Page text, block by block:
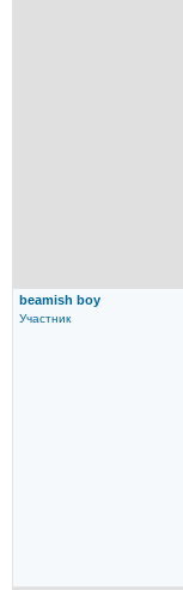
beamish boy
Участник